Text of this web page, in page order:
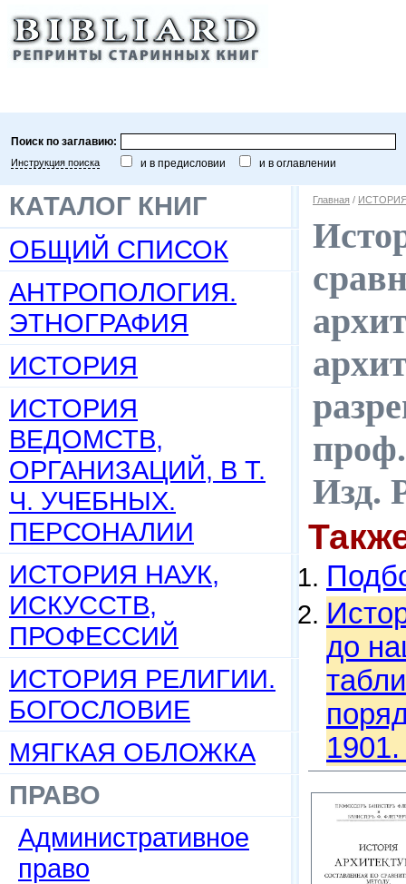
Поиск по заглавию:
Инструкция поиска и в предисловии и в оглавлении
КАТАЛОГ КНИГ
ОБЩИЙ СПИСОК
АНТРОПОЛОГИЯ.
ЭТНОГРАФИЯ
ИСТОРИЯ
ИСТОРИЯ
ВЕДОМСТВ,
ОРГАНИЗАЦИЙ, В Т.
Ч. УЧЕБНЫХ.
ПЕРСОНАЛИИ
ИСТОРИЯ НАУК,
ИСКУССТВ,
ПРОФЕССИЙ
ИСТОРИЯ РЕЛИГИИ.
БОГОСЛОВИЕ
МЯГКАЯ ОБЛОЖКА
ПРАВО
Административное
право
Главная /
Изд.
до